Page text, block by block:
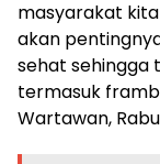
masyarakat
akan
sehat sehingga
termasuk
Wartawan,